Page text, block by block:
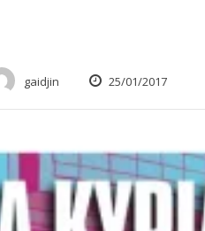
gaidjin 25/01/2017